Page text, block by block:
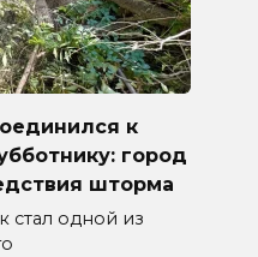
к
город
шторма
стал одной из